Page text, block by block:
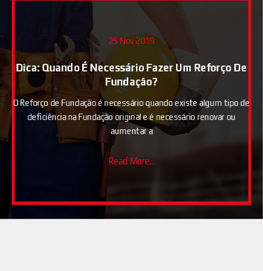
25 Nov 2019
Solos Moles Pedem Fundações Profundas:
Conheça As Principais Alternativas
Houve um tempo em que a presença de solos com alta
deformabilidade e baixa capacidade de suporte era o
para tornar uma área impr
Read More...